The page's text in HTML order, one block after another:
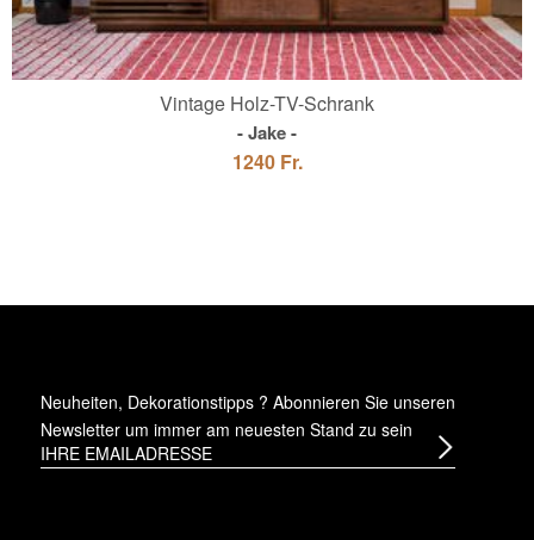
Vintage Holz-TV-Schrank
Jake
1240 Fr.
Neuheiten, Dekorationstipps ? Abonnieren Sie unseren
Newsletter um immer am neuesten Stand zu sein